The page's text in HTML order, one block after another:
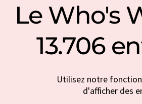
Le Who's
13.706
Utilisez notre
d'afficher des